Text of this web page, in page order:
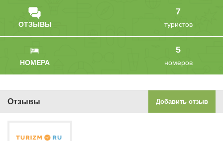
ОТЗЫВЫ
7
туристов
НОМЕРА
5
номеров
Отзывы Добавить отзыв